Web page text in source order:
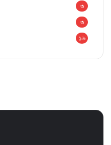
৩
৩
১৬